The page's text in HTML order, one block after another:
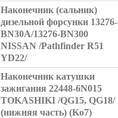
Наконечник (сальник)
дизельной форсунки 13276-
BN30A/13276-BN300
NISSAN /Pathfinder R51
YD22/
Наконечник катушки
зажигания 22448-6N015
TOKASHIKI /QG15, QG18/
(нижняя часть) (Ko7)